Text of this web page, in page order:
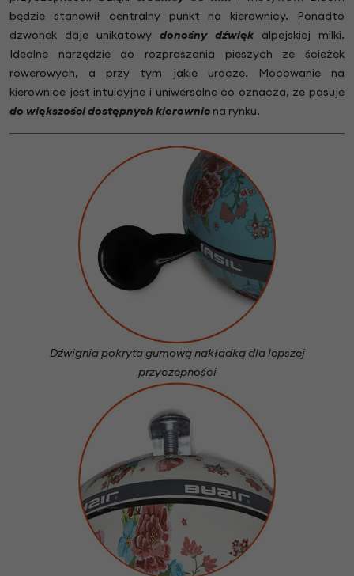
będzie stanowił centralny punkt na kierownicy. Ponadto
dzwonek daje unikatowy donośny dźwięk alpejskiej milki.
Idealne narzędzie do rozpraszania pieszych ze ścieżek
rowerowych, a przy tym jakie urocze. Mocowanie na
kierownice jest intuicyjne i uniwersalne co oznacza, ze pasuje
do większości dostępnych kierownic na rynku.
Dźwignia pokryta gumową nakładką dla lepszej
przyczepności